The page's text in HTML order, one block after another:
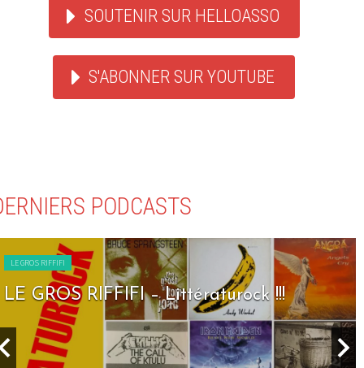
SOUTENIR SUR HELLOASSO
S'ABONNER SUR YOUTUBE
PODCASTS
LE GROS RIFFIFI
LE GROS RIFFIFI – Littératurock !!!